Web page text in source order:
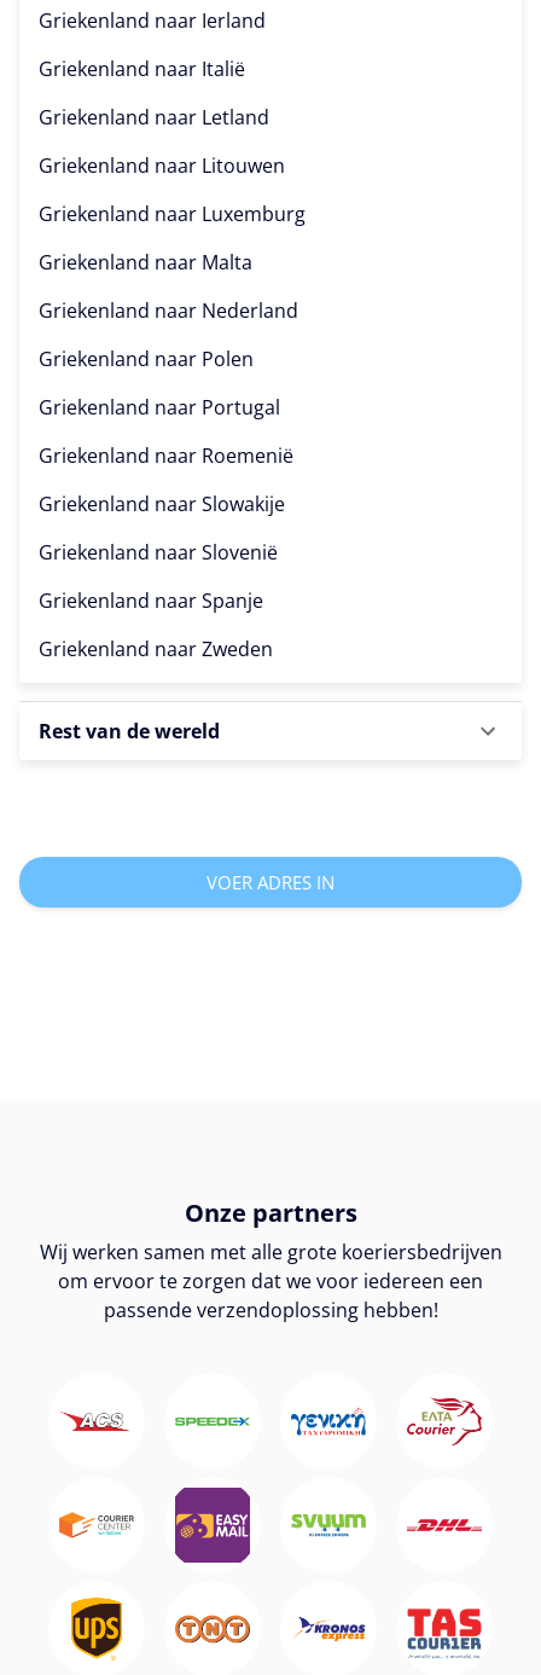
Griekenland naar Ierland
Griekenland naar Italië
Griekenland naar Letland
Griekenland naar Litouwen
Griekenland naar Luxemburg
Griekenland naar Malta
Griekenland naar Nederland
Griekenland naar Polen
Griekenland naar Portugal
Griekenland naar Roemenië
Griekenland naarSlowakije
Griekenland naarSlovenië
Griekenland naarSpanje
Griekenland naarZweden
Rest van de wereld
VOER ADRES IN
Onze partners
Wij werken samen met alle grote koeriersbedrijven
om ervoor te zorgen dat we voor iedereen een
passende verzendoplossing hebben!